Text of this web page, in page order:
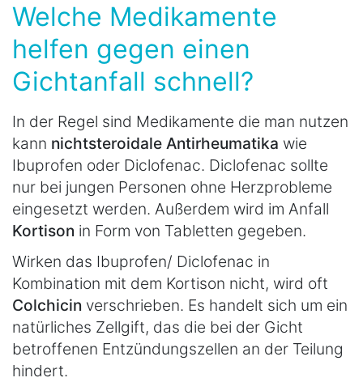
Welche Medikamente
helfen gegen einen
Gichtanfall schnell?
In der Regel sind Medikamente die man nutzen
kann nichtsteroidale Antirheumatika wie
Ibuprofen oder Diclofenac. Diclofenac sollte
nur bei jungen Personen ohne Herzprobleme
eingesetzt werden. Außerdem wird im Anfall
Kortison in Form von Tabletten gegeben.
Wirken das Ibuprofen/ Diclofenac in
Kombination mit dem Kortison nicht, wird oft
Colchicin verschrieben. Es handelt sich um ein
natürliches Zellgift, das die bei der Gicht
betroffenen Entzündungszellen an der Teilung
hindert.